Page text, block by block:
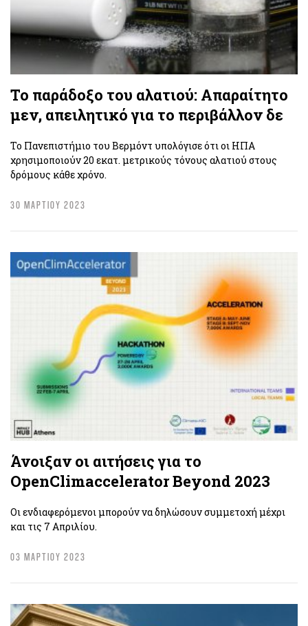
Το παράδοξο του αλατιού: Απαραίτητο
μεν, απειλητικό για το περιβάλλον δε
Το Πανεπιστήμιο του Βερμόντ υπολόγισε ότι οι ΗΠΑ
χρησιμοποιούν 20 εκατ. μετρικούς τόνους αλατιού στους
δρόμους κάθε χρόνο.
30 ΜΑΡΤΙΟΥ 2023
Άνοιξαν οι αιτήσεις για το
OpenClimaccelerator Beyond 2023
Οι ενδιαφερόμενοι μπορούν να δηλώσουν συμμετοχή μέχρι
και τις 7 Απριλίου.
03 ΜΑΡΤΙΟΥ 2023